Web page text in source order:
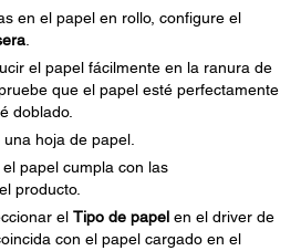
en el papel en rollo, configure el
el papel fácilmente en la ranura de
que el papel esté perfectamente
doblado.
hoja de papel.
papel cumpla con las
producto.
el Tipo de papel en el driver de
con el papel cargado en el